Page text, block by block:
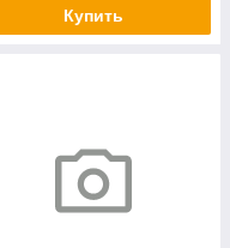
Купить